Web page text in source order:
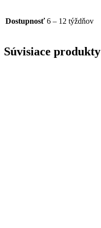
Dostupnosť 6 – 12 týždňov
Súvisiace produkty